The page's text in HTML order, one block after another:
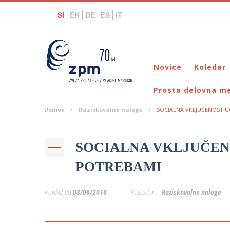
SI EN DE ES IT
Novice Koledar
Prosta delovna
Domov Raziskovalne naloge SOCIALNA VKLJUČENOST
SOCIALNA
POTREBAMI
Published08/06/2016 Posted in: Raziskovalne naloge